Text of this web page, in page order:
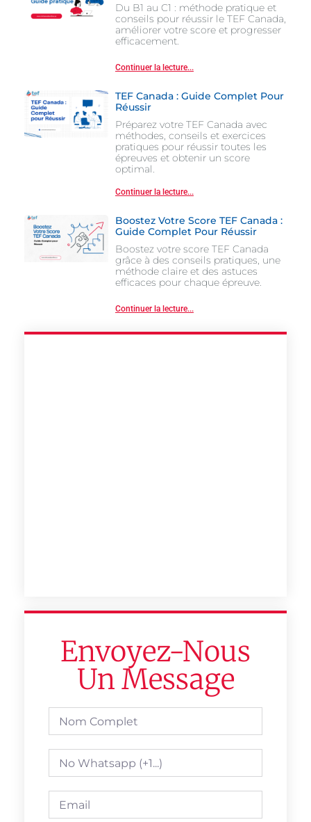
Du B1 au C1 : méthode pratique et
conseils pour réussir le TEF Canada,
améliorer votre score et progresser
efficacement.
Continuer la lecture...
TEF Canada : Guide Complet Pour
Réussir
Préparez votre TEF Canada avec
méthodes, conseils et exercices
pratiques pour réussir toutes les
épreuves et obtenir un score
optimal.
Continuer la lecture...
Boostez Votre Score TEF Canada :
Guide Complet Pour Réussir
Boostez votre score TEF Canada
grâce à des conseils pratiques, une
méthode claire et des astuces
efficaces pour chaque épreuve.
Continuer la lecture...
Envoyez-Nous
Un Message